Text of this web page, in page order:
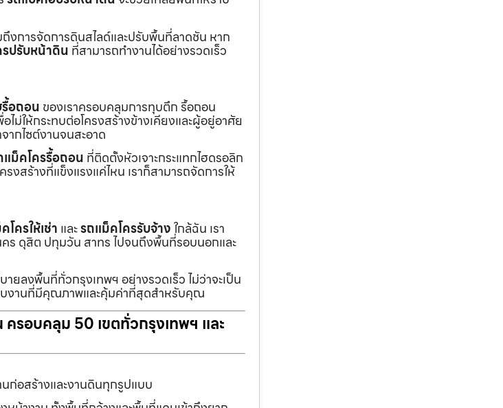
งการจัดการดินสไลด์และปรับพื้นที่ลาดชัน หาก
ปรับหน้าดิน ที่สามารถทำงานได้อย่างรวดเร็ว
อถอน ของเราครอบคลุมการทุบตึก รื้อถอน
ไม่ให้กระทบต่อโครงสร้างข้างเคียงและผู้อยู่อาศัย
กไซต์งานจนสะอาด
แม็คโครรื้อถอน ที่ติดตั้งหัวเจาะกระแทกไฮดรอลิก
งสร้างที่แข็งแรงแค่ไหน เราก็สามารถจัดการให้
โครให้เช่า และรถแม็คโครรับจ้างใกล้ฉัน เรา
ร ดุสิต ปทุมวัน สาทร ไปจนถึงพื้นที่รอบนอกและ
ายลงพื้นที่ทั่วกรุงเทพฯ อย่างรวดเร็ว ไม่ว่าจะเป็น
อบงานที่มีคุณภาพและคุ้มค่าที่สุดสำหรับคุณ
รอบคลุม 50 เขตทั่วกรุงเทพฯ และ
อสร้างและงานดินทุกรูปแบบ